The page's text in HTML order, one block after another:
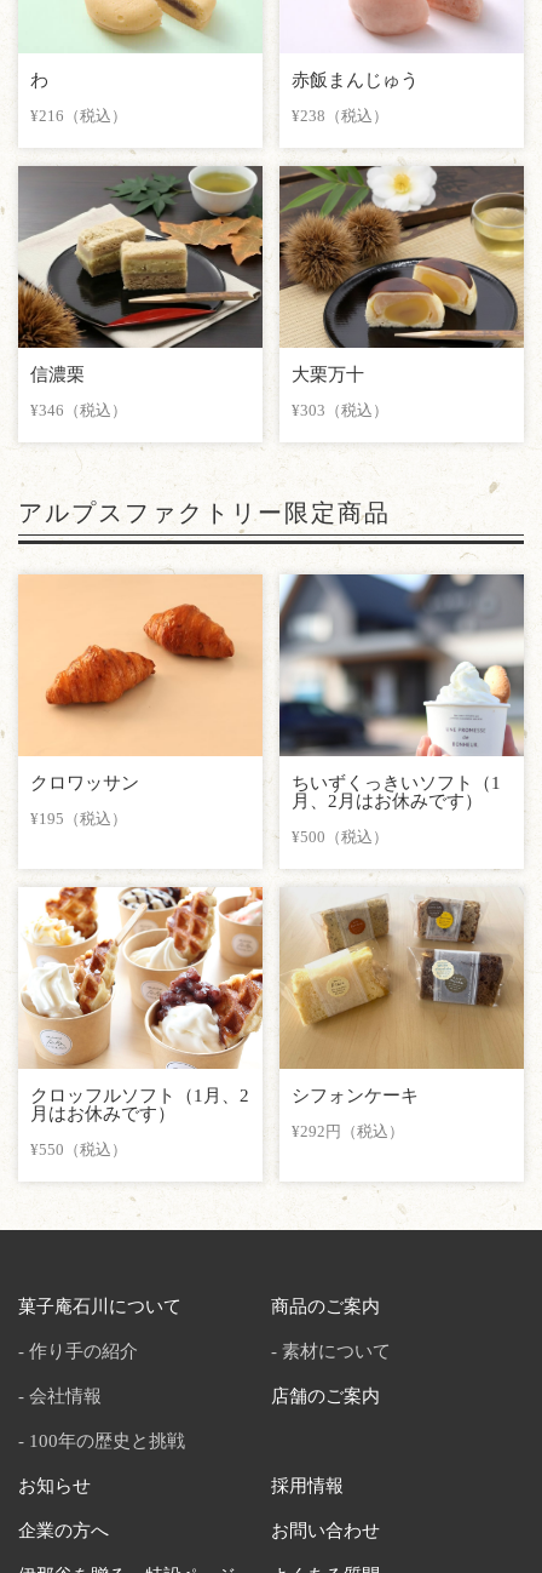
わ
¥216（税込）
赤飯まんじゅう
¥238（税込）
信濃栗
¥346（税込）
大栗万十
¥303（税込）
アルプスファクトリー限定商品
クロワッサン
¥195（税込）
ちいずくっきいソフト（1
月、2月はお休みです）
¥500（税込）
クロッフルソフト（1月、2
月はお休みです）
¥550（税込）
シフォンケーキ
¥292円（税込）
菓子庵石川について
作り手の紹介
会社情報
100年の歴史と挑戦
商品のご案内
素材について
店舗のご案内
お知らせ
企業の方へ
採用情報
お問い合わせ